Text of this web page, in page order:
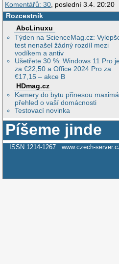
Komentářů: 30, poslední 3.4. 20:20
Rozcestník
AbcLinuxu
Týden na ScienceMag.cz:
test nenašel žádný rozdíl mezi
vodíkem a antiv
Ušetřete 30 %: Windows 11 Pro
za €22,50 a Office 2024 Pro za
€17,15 – akce B
HDmag.cz
Kamery do bytu přinesou
přehled o vaší domácnosti
Testovací novinka
Píšeme jinde
ISSN 1214-1267 www.czech-